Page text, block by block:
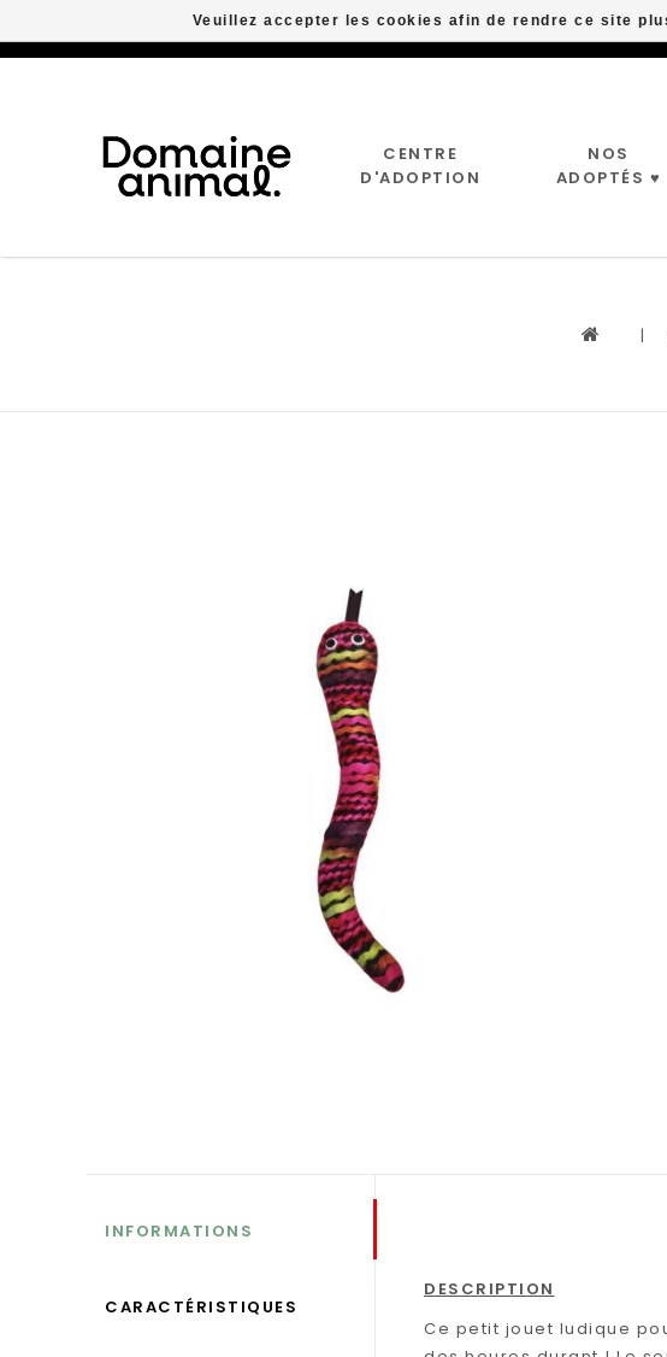
CENTRE
D'ADOPTION
NOS
ADOPTÉS ♥
|
INFORMATIONS
CARACTÉRISTIQUES
DESCRIPTION
Ce petit jouet ludique
Veuillez accepter les cookies afin de rendre ce site